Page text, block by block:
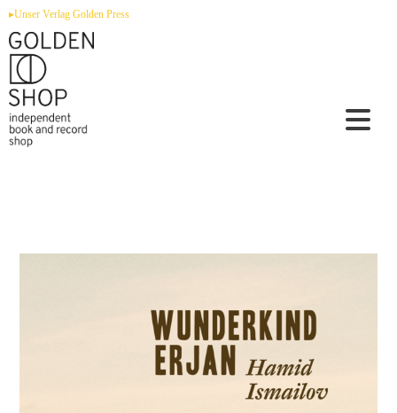
Zum
springen
▸Unser Verlag Golden Press